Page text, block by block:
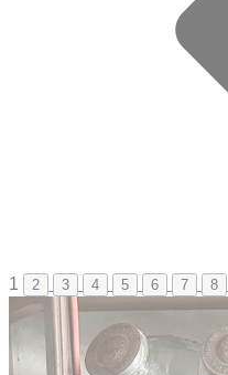
1 2 3 4 5 6 7 8